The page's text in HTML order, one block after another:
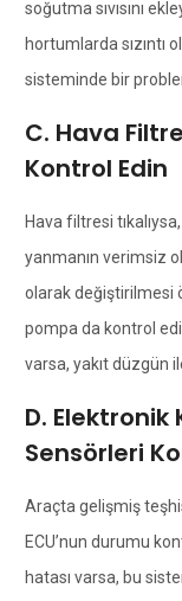
soğutma sıvısını
hortumlarda sızıntı
sisteminde bir
C. Hava
Kontrol Edin
Hava filtresi
yanmanın verimsiz
olarak değiştirilmesi
pompa da kontrol
varsa, yakıt düzgün
D. Elektronik
Sensörleri
Araçta gelişmiş
ECU’nun durumu
hatası varsa, bu